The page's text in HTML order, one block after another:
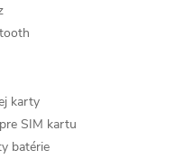
karty
SIM kartu
batérie